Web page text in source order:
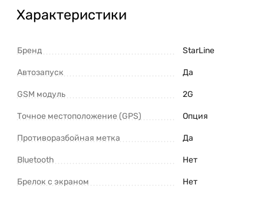
Характеристики
Бренд StarLine
Автозапуск Да
GSM модуль 2G
Точное местоположение (GPS) Опция
Противоразбойная метка Да
Bluetooth Нет
Брелок с экраном Нет